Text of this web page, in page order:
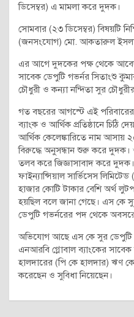
ডিসেম্বর) এ মামলা করে দুদক।
সোমবার (২৩ ডিসেম্বর) বিষয়টি
(জনসংযোগ) মো. আকতারুল
এর আগে দুদকের পক্ষ থেকে
সাবেক ডেপুটি গভর্নর সিতাংশু
চৌধুরী ও কন্যা নন্দিতা সুর
গত বছরের আগস্টে এই
ব্যাংক ও আর্থিক প্রতিষ্ঠানে
আর্থিক কেলেঙ্কারিতে নাম আসায়
বিরুদ্ধে অনুসন্ধান শুরু করে
তলব করে জিজ্ঞাসাবাদ করে দুদক।
ফাইন্যান্সিয়াল সার্ভিসেস
হাজার কোটি টাকার বেশি অর্থ
হয়ছিল বলে জানা গেছে। এস কে
ডেপুটি গভর্নরের পদ থেকে
অভিযোগ আছে এস কে সুর ডেপুটি
এনআরবি গ্লোবাল ব্যাংকের সাবেক
হালদারের (পি কে হালদার) ঋণ
করেছেন ও সুবিধা নিয়েছেন।